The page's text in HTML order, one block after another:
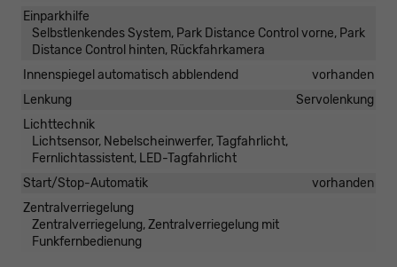
Einparkhilfe
Selbstlenkendes System, Park Distance Control vorne, Park
Distance Control hinten, Rückfahrkamera
Innenspiegel automatisch abblendend
vorhanden
Lenkung
Servolenkung
Lichttechnik
Lichtsensor, Nebelscheinwerfer, Tagfahrlicht,
Fernlichtassistent, LED-Tagfahrlicht
Start/Stop-Automatik
vorhanden
Zentralverriegelung
Zentralverriegelung, Zentralverriegelung mit
Funkfernbedienung